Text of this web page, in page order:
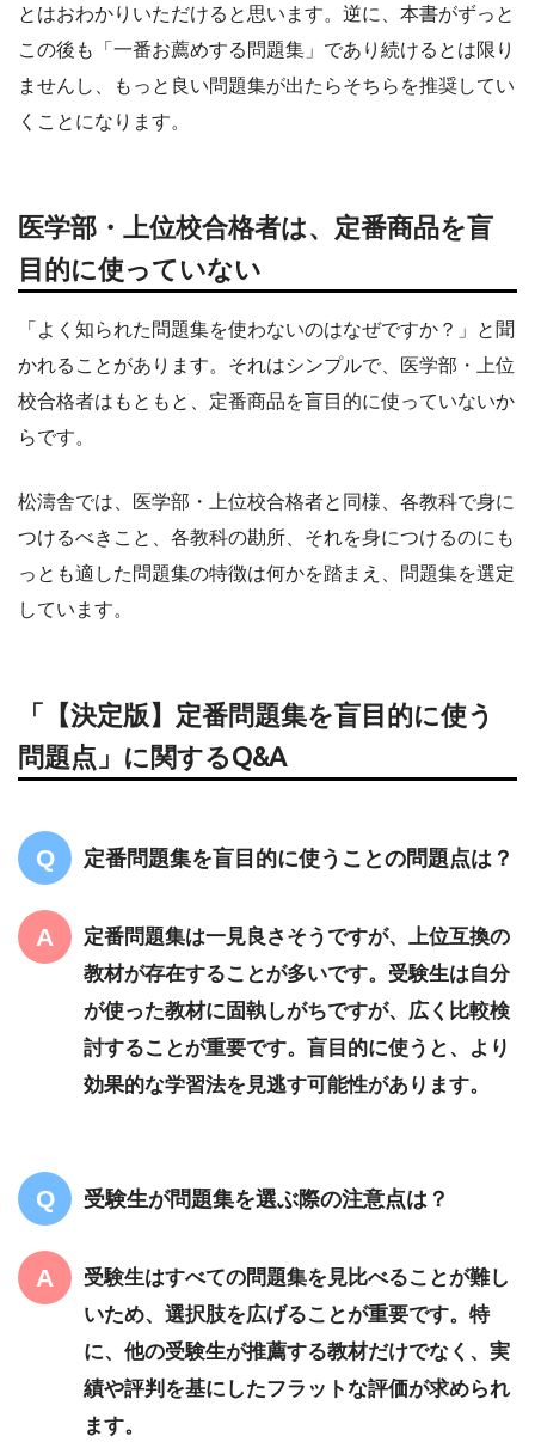
とはおわかりいただけると思います。逆に、本書がずっと
この後も「一番お薦めする問題集」であり続けるとは限り
ませんし、もっと良い問題集が出たらそちらを推奨してい
くことになります。
医学部・上位校合格者は、定番商品を盲
目的に使っていない
「よく知られた問題集を使わないのはなぜですか？」と聞
かれることがあります。それはシンプルで、医学部・上位
校合格者はもともと、定番商品を盲目的に使っていないか
らです。
松濤舎では、医学部・上位校合格者と同様、各教科で身に
つけるべきこと、各教科の勘所、それを身につけるのにも
っとも適した問題集の特徴は何かを踏まえ、問題集を選定
しています。
「【決定版】定番問題集を盲目的に使う
問題点」に関するQ&A
定番問題集を盲目的に使うことの問題点は？
定番問題集は一見良さそうですが、上位互換の
教材が存在することが多いです。受験生は自分
が使った教材に固執しがちですが、広く比較検
討することが重要です。盲目的に使うと、より
効果的な学習法を見逃す可能性があります。
受験生が問題集を選ぶ際の注意点は？
受験生はすべての問題集を見比べることが難し
いため、選択肢を広げることが重要です。特
に、他の受験生が推薦する教材だけでなく、実
績や評判を基にしたフラットな評価が求められ
ます。